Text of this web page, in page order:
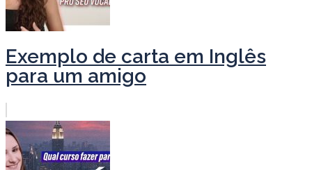
Exemplo de carta em Inglês
para um amigo